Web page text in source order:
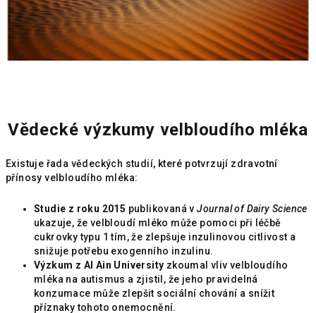
Vědecké výzkumy velbloudího mléka
Existuje řada vědeckých studií, které potvrzují zdravotní
přínosy velbloudího mléka:
Studie z roku 2015 publikovaná vJournal of Dairy Science
ukazuje, že velbloudí mléko může pomoci při léčbě
cukrovky typu 1 tím, že zlepšuje inzulinovou citlivost a
snižuje potřebu exogenního inzulinu.
Výzkum z Al Ain University zkoumal vliv velbloudího
mléka na autismus a zjistil, že jeho pravidelná
konzumace může zlepšit sociální chování a snížit
příznaky tohoto onemocnění.